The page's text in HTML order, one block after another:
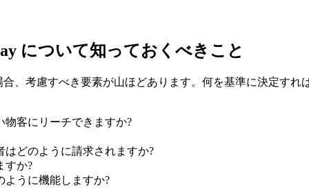
について知っておくべきこと
、考慮すべき要素が山ほどあります。何を基準に決定すれ
物客にリーチできますか?
どのように請求されますか?
すか?
ように機能しますか?